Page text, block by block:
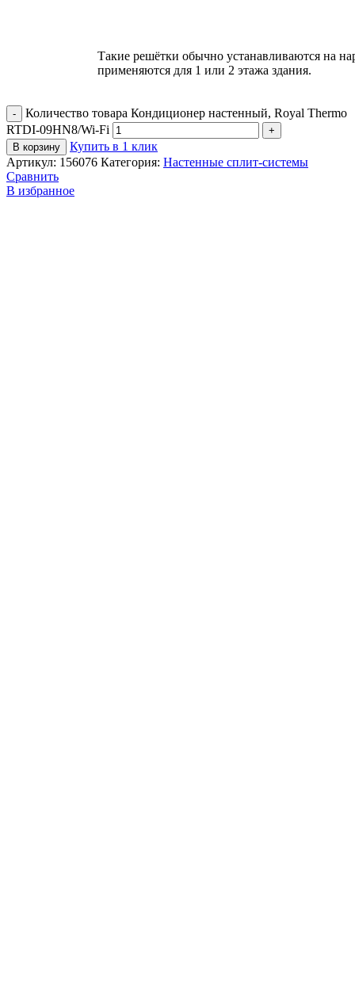
Такие решётки обычно устанавливаются на
применяются для 1 или 2 этажа здания.
Количество товара Кондиционер настенный, Royal Thermo
RTDI-09HN8/Wi-Fi
В корзину
Купить в 1 клик
Артикул: 156076 Категория: Настенные сплит-системы
Сравнить
В избранное